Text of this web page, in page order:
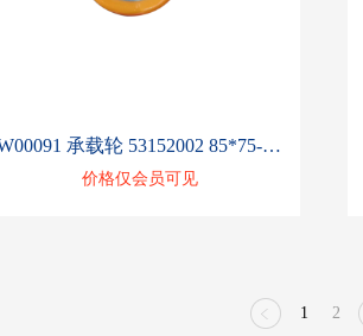
W00091 承载轮 53152002 85*75-79.7
价格仅会员可见
1 2